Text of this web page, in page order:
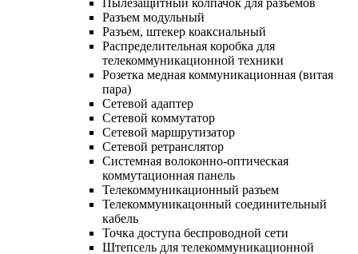
Разъем модульный
Разъем, штекер коаксиальный
Распределительная коробка для
телекоммуникационной техники
Розетка медная коммуникационная (витая
пара)
Сетевой адаптер
Сетевой коммутатор
Сетевой маршрутизатор
Сетевой ретранслятор
Системная волоконно-оптическая
коммутационная панель
Телекоммуникационный разъем
Телекоммуникацонный соединительный
кабель
Точка доступа беспроводной сети
Штепсель для телекоммуникационной